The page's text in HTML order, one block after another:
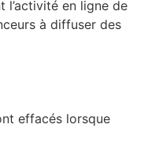
l’activité en ligne de
à diffuser des
effacés lorsque